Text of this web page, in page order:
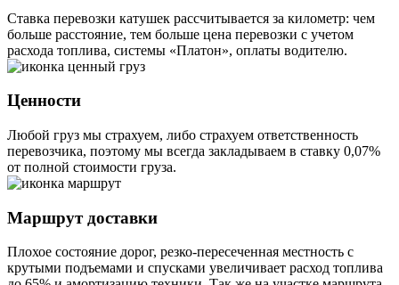
Ставка перевозки катушек рассчитывается за километр: чем
больше расстояние, тем больше цена перевозки с учетом
расхода топлива, системы «Платон», оплаты водителю.
Ценности
Любой груз мы страхуем, либо страхуем ответственность
перевозчика, поэтому мы всегда закладываем в ставку 0,07%
от полной стоимости груза.
Маршрут доставки
Плохое состояние дорог, резко-пересеченная местность с
крутыми подъемами и спусками увеличивает расход топлива